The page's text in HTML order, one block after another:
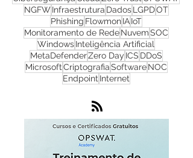
FirewallRedesWhatsUp Gold Check Point
CibersegurançaCloudZero Trust
NGFWInfraestruturaDadosLGPDOT
PhishingFlowmon IAIoT
Monitoramento de RedeNuvemSOC
WindowsInteligência Artificial
MetaDefenderZero DayICS
Endpoint